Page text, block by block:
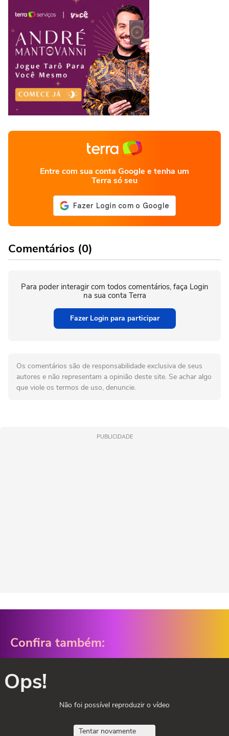
Entre com sua conta Google e tenha um
Terra só seu
Comentários (0)
Para poder interagir com todos comentários, faça Login
na sua conta Terra
Fazer Login para participar
Os comentários são de responsabilidade exclusiva de seus
autores e não representam a opinião deste site. Se achar algo
que viole os termos de uso, denuncie.
PUBLICIDADE
Confira também:
Ops!
Não foi possível reproduzir o vídeo
Tentar novamente